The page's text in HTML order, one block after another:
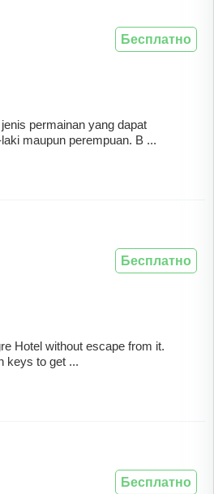
permainan yang dapat
maupun perempuan. B ...
Бесплатно
Hotel without escape from it.
keys to get ...
Бесплатно
Бесплатно